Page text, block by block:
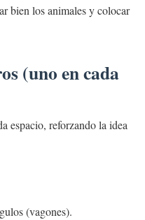
bien los animales y colocar
(uno en cada
espacio, reforzando la idea
(vagones).